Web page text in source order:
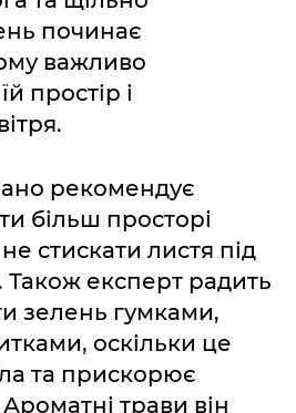
починає
важливо
простір і
рекомендує
більш просторі
стискати листя під
Також експерт радить
зелень гумками,
оскільки це
та прискорює
трави він